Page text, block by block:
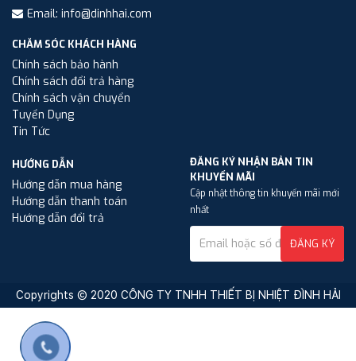
Email: info@dinhhai.com
CHĂM SÓC KHÁCH HÀNG
Chính sách bảo hành
Chính sách đổi trả hàng
Chính sách vận chuyển
Tuyển Dụng
Tin Tức
HƯỚNG DẪN
Hướng dẫn mua hàng
Hướng dẫn thanh toán
Hướng dẫn đổi trả
ĐĂNG KÝ NHẬN BẢN TIN
KHUYẾN MÃI
Cập nhật thông tin khuyến mãi mới
nhất
ĐĂNG KÝ
Copyrights © 2020 CÔNG TY TNHH THIẾT BỊ NHIỆT ĐÌNH HẢI